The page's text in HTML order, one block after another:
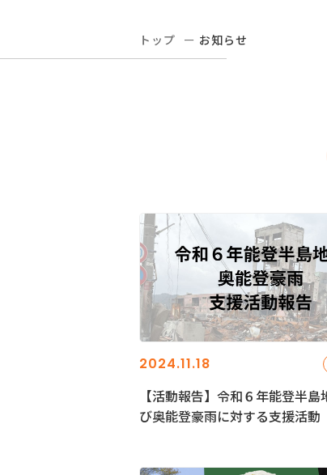
トップ お知らせ
2024.11.18
【活動報告】令和６年能登半島
び奥能登豪雨に対する支援活動